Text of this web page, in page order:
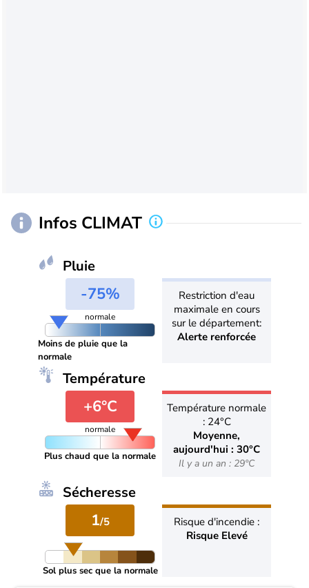
Infos CLIMAT
Pluie
-75%
normale
Moins de pluie que la
normale
Restriction d'eau
maximale en cours
sur le département:
Alerte renforcée
Température
+6°C
normale
Plus chaud que la normale
Température normale
: 24°C
Moyenne,
aujourd'hui : 30°C
Il y a un an : 29°C
Sécheresse
1/5
Sol plus sec que la normale
Risque d'incendie :
Risque Elevé